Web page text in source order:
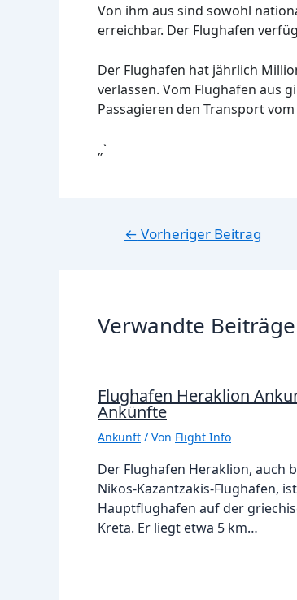
Von ihm aus sind sowohl
erreichbar. Der Flughafen
Der Flughafen hat jährlich
verlassen. Vom Flughafen aus
Passagieren den Transport
„`
Beitragsnavigation
← Vorheriger Beitrag
Verwandte Beiträge
Flughafen Heraklion
Ankünfte
Ankunft / Von Flight Info
Der Flughafen Heraklion, auch
Nikos-Kazantzakis-Flughafen,
Hauptflughafen auf der
Kreta. Er liegt etwa 5 km…